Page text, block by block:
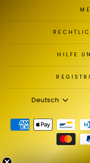
HILFE
SPRACHE
Deutsch